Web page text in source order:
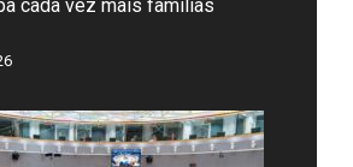
cada vez mais famílias